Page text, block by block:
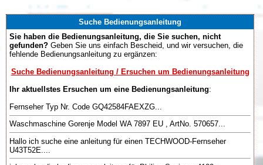
Suche Bedienungsanleitung
Sie haben die Bedienungsanleitung, die Sie suchen, nicht
gefunden? Geben Sie uns einfach Bescheid, und wir versuchen, die
fehlende Bedienungsanleitung zu ergänzen:
Suche Bedienungsanleitung / Ersuchen um Bedienungsanleitung
Ihr aktuellstes Ersuchen um eine Bedienungsanleitung:
Fernseher Typ Nr. Code GQ42584FAEXZG...
Waschmaschine Gorenje Model WA 7897 EU , ArtNo. 570657...
Hallo ich suche eine anleitung für einen TECHWOOD-Fernseher
U43T52E....